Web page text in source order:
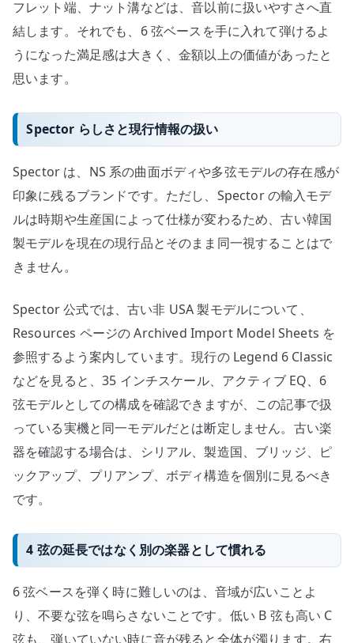
フレット端、ナット溝などは、音以前に扱いやすさへ直
結します。それでも、6 弦ベースを手に入れて弾けるよ
うになった満足感は大きく、金額以上の価値があったと
思います。
Spector らしさと現行情報の扱い
Spector は、NS 系の曲面ボディや多弦モデルの存在感が
印象に残るブランドです。ただし、Spector の輸入モデ
ルは時期や生産国によって仕様が変わるため、古い韓国
製モデルを現在の現行品とそのまま同一視することはで
きません。
Spector 公式では、古い非 USA 製モデルについて、
Resources ページの Archived Import Model Sheets を
参照するよう案内しています。現行の Legend 6 Classic
などを見ると、35 インチスケール、アクティブ EQ、6
弦モデルとしての構成を確認できますが、この記事で扱
っている実機と同一モデルだとは断定しません。古い楽
器を確認する場合は、シリアル、製造国、ブリッジ、ピ
ックアップ、プリアンプ、ボディ構造を個別に見るべき
です。
4 弦の延長ではなく別の楽器として慣れる
6 弦ベースを弾く時に難しいのは、音域が広いことよ
り、不要な弦を鳴らさないことです。低い B 弦も高い C
弦も、弾いていない時に音が残ると全体が濁ります。右